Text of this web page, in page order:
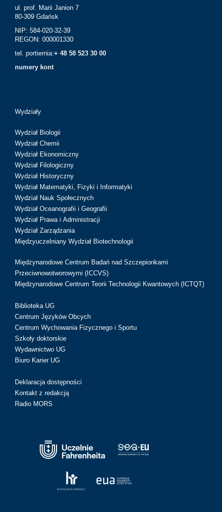
ul. prof. Marii Janion 7
80-309 Gdańsk
NIP: 584-020-32-39
REGON: 000001330
tel. portiernia:+ 48 58 523 30 00
numery kont
Wydziały
Wydział Biologii
Wydział Chemii
Wydział Ekonomiczny
Wydział Filologiczny
Wydział Historyczny
Wydział Matematyki, Fizyki i Informatyki
Wydział Nauk Społecznych
Wydział Oceanografii i Geografii
Wydział Prawa i Administracji
Wydział Zarządzania
Międzyuczelniany Wydział Biotechnologii
Międzynarodowe Centrum Badań nad Szczepionkami
Przeciwnowotworowymi (ICCVS)
Międzynarodowe Centrum Teorii Technologii Kwantowych (ICTQT)
Biblioteka UG
Centrum Języków Obcych
Centrum Wychowania Fizycznego i Sportu
Szkoły doktorskie
Wydawnictwo UG
Biuro Karier UG
Deklaracja dostępności
Kontakt z redakcją
Radio MORS